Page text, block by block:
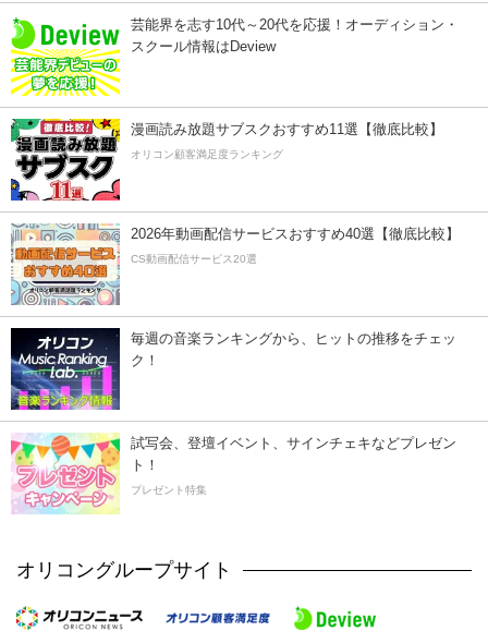
芸能界を志す10代～20代を応援！オーディション・
スクール情報はDeview
漫画読み放題サブスクおすすめ11選【徹底比較】
オリコン顧客満足度ランキング
2026年動画配信サービスおすすめ40選【徹底比較】
CS動画配信サービス20選
毎週の音楽ランキングから、ヒットの推移をチェッ
ク！
試写会、登壇イベント、サインチェキなどプレゼン
ト！
プレゼント特集
オリコングループサイト